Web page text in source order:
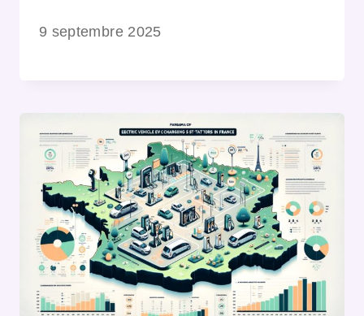
9 septembre 2025